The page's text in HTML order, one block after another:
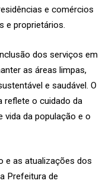
e comércios
e proprietários.
dos serviços em
as áreas limpas,
e saudável. O
reflete o cuidado da
vida da população e o
e as atualizações dos
Prefeitura de